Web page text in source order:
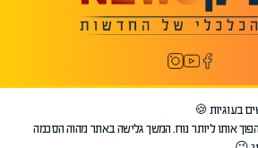
בעוגיות 🍪
אותו ליותר נוח. המשך גלישה באתר מהוה הסכמה